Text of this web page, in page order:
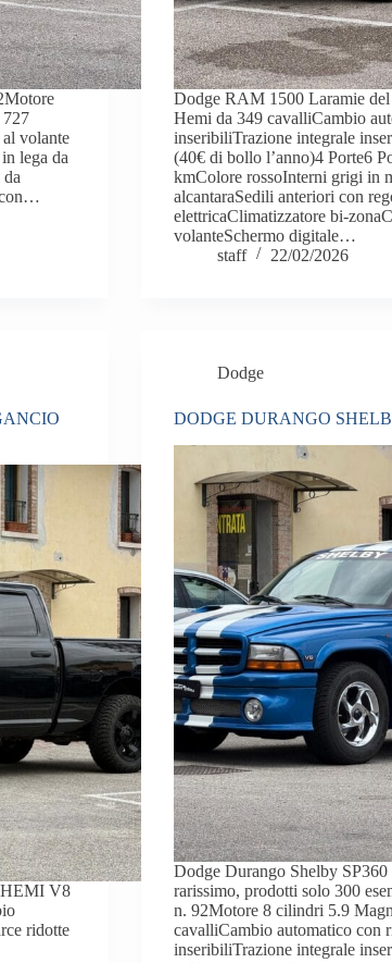
727
volante
lega da
con…
Dodge RAM 1500 Laramie
Hemi da 349 cavalliCambio
inseribiliTrazione integrale
(40€ di bollo l’anno)4 Porte6
kmColore rossoInterni grigi in
alcantaraSedili anteriori con
elettricaClimatizzatore bi-
volanteSchermo digitale…
staff
22/02/2026
HEMI V8
ridotte
Dodge
DODGE DURANGO
Dodge Durango Shelby
rarissimo, prodotti solo 300
n. 92Motore 8 cilindri 5.9
cavalliCambio automatico con
inseribiliTrazione integrale